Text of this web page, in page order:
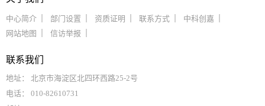
中心简介 部门设置 资质证明 联系方式
中科创嘉
网站地图
信访举报
联系我们
地址： 北京市海淀区北四环西路25-2号
电话： 010-82610731